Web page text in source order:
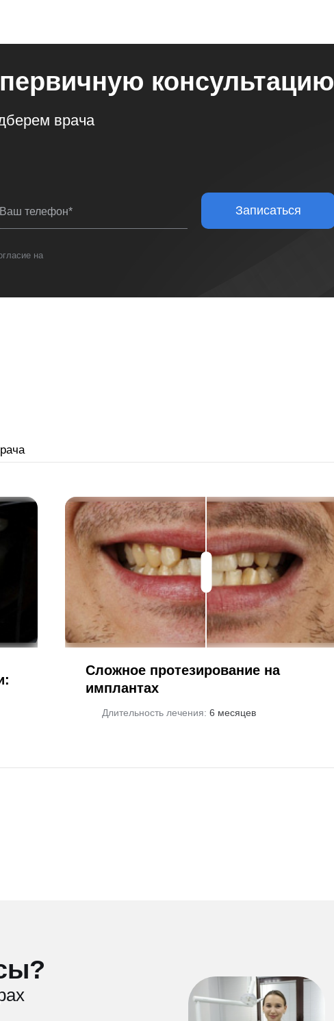
консультацию
врача
Ваш телефон* Записаться
на
Сложное протезирование на
имплантах
Длительность лечения:6 месяцев